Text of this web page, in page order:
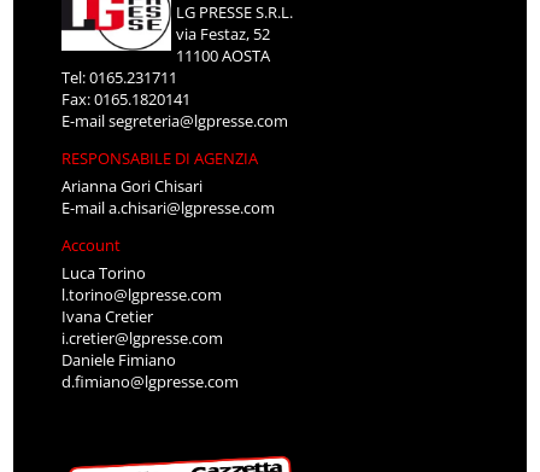
LG PRESSE S.R.L.
via Festaz, 52
11100 AOSTA
Tel: 0165.231711
Fax: 0165.1820141
E-mailsegreteria@lgpresse.com
RESPONSABILE DI AGENZIA
Arianna Gori Chisari
E-maila.chisari@lgpresse.com
Account
Luca Torino
l.torino@lgpresse.com
Ivana Cretier
i.cretier@lgpresse.com
Daniele Fimiano
d.fimiano@lgpresse.com